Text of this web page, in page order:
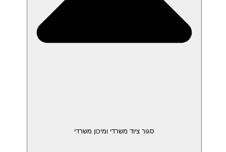
סגור ציוד משרדי ומיכון משרדי